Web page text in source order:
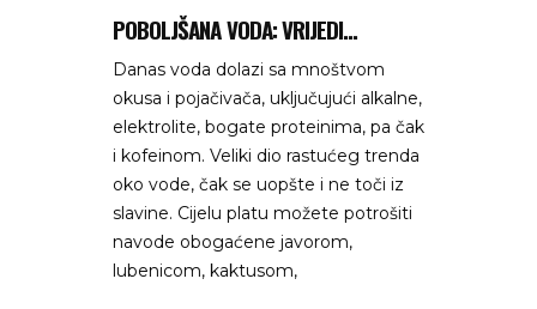
POBOLJŠANA VODA: VRIJEDI...
Danas voda dolazi sa mnoštvom
okusa i pojačivača, uključujući alkalne,
elektrolite, bogate proteinima, pa čak
i kofeinom. Veliki dio rastućeg trenda
oko vode, čak se uopšte i ne toči iz
slavine. Cijelu platu možete potrošiti
navode obogaćene javorom,
lubenicom, kaktusom,